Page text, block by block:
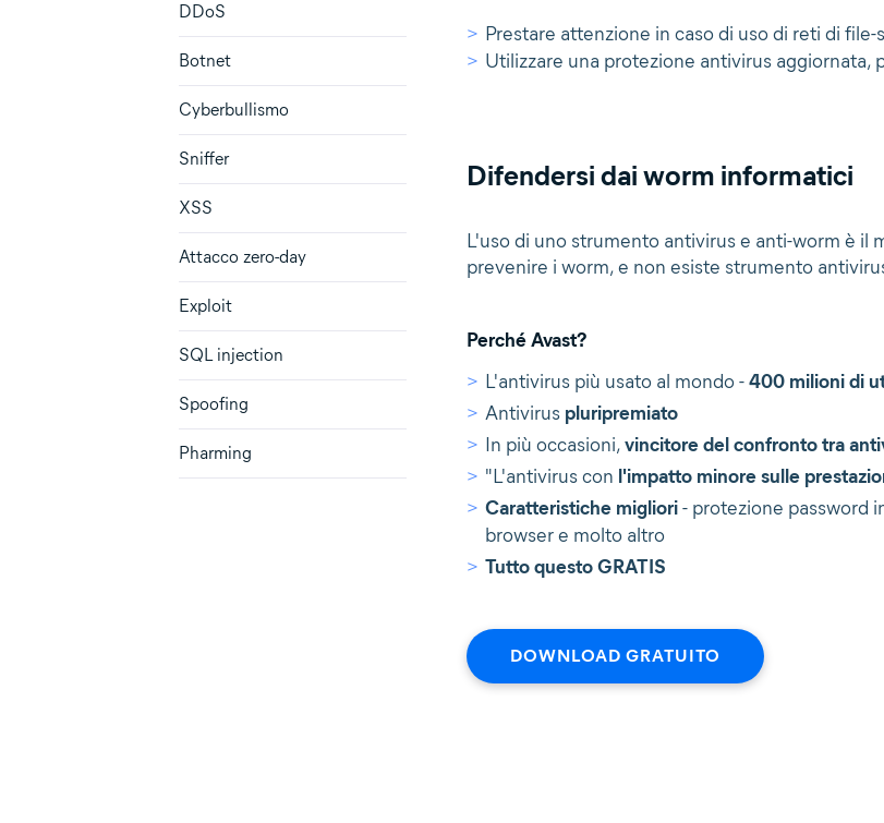
DDoS
Botnet
Cyberbullismo
Sniffer
XSS
Attacco zero-day
Exploit
SQL injection
Spoofing
Pharming
Prestare attenzione in caso di uso di reti di
Utilizzare una protezione antivirus
Difendersi dai worm informatici
L'uso di uno strumento antivirus e anti-worm è il
prevenire i worm, e non esiste strumento
Perché Avast?
L'antivirus più usato al mondo -400 milioni di
Antivirus pluripremiato
In più occasioni,vincitore del confronto tra
"L'antivirus con l'impatto minore sulle
Caratteristiche migliori- protezione password
browser e molto altro
Tutto questo GRATIS
DOWNLOAD GRATUITO